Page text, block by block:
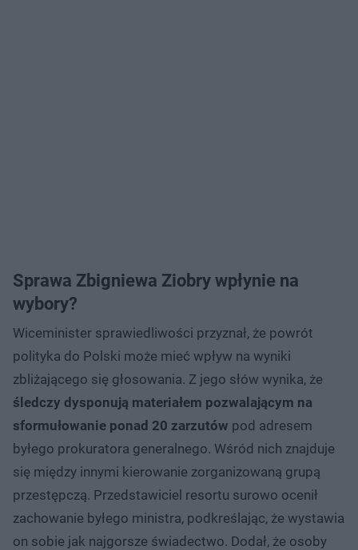
Sprawa Zbigniewa Ziobry wpłynie na
wybory?
Wiceminister sprawiedliwości przyznał, że powrót
polityka do Polski może mieć wpływ na wyniki
zbliżającego się głosowania. Z jego słów wynika, że
śledczy dysponują materiałem pozwalającym na
sformułowanie ponad 20 zarzutów pod adresem
byłego prokuratora generalnego. Wśród nich znajduje
się między innymi kierowanie zorganizowaną grupą
przestępczą. Przedstawiciel resortu surowo ocenił
zachowanie byłego ministra, podkreślając, że wystawia
on sobie jak najgorsze świadectwo. Dodał, że osoby